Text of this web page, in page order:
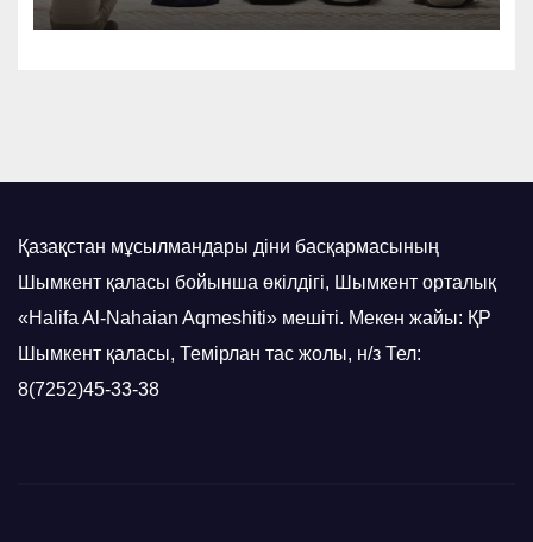
Қазақстан мұсылмандары діни басқармасының
Шымкент қаласы бойынша өкілдігі, Шымкент орталық
«Halifa Al-Nahaian Aqmeshiti» мешіті. Мекен жайы: ҚР
Шымкент қаласы, Темірлан тас жолы, н/з Тел:
8(7252)45-33-38